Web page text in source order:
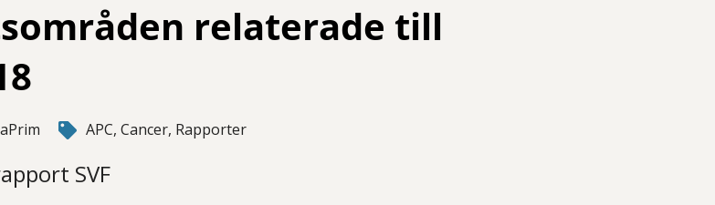
relaterade till
APC, Cancer, Rapporter
SVF